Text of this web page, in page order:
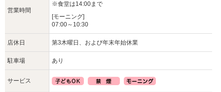
営業時間
※食堂は14:00まで
[モーニング]
07:00～10:30
店休日 第3木曜日、および年末年始休業
駐車場 あり
サービス